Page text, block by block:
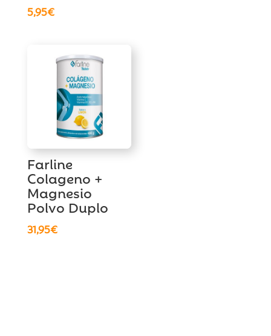
5,95€
Farline
Colageno +
Magnesio
Polvo Duplo
31,95€